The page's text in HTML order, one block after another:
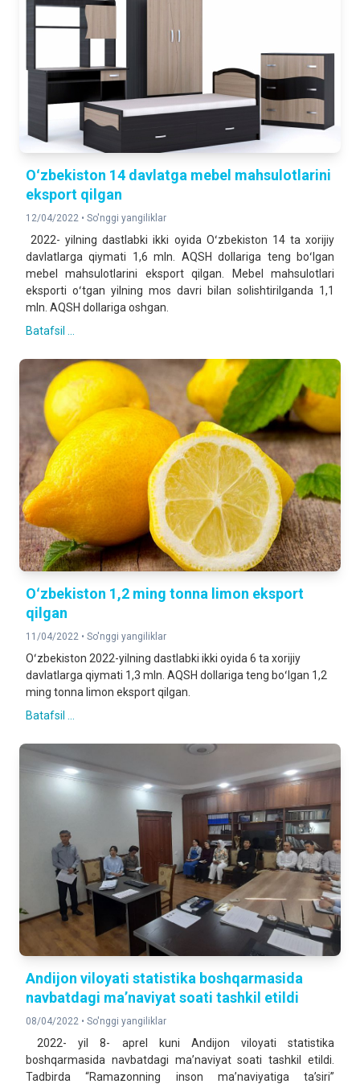
Oʻzbekiston 14 davlatga mebel mahsulotlarini
eksport qilgan
12/04/2022 • So'nggi yangiliklar
2022- yilning dastlabki ikki oyida Oʻzbekiston 14 ta xorijiy
davlatlarga qiymati 1,6 mln. AQSH dollariga teng boʻlgan
mebel mahsulotlarini eksport qilgan. Mebel mahsulotlari
eksporti oʻtgan yilning mos davri bilan solishtirilganda 1,1
mln. AQSH dollariga oshgan.
Batafsil ...
Oʻzbekiston 1,2 ming tonna limon eksport
qilgan
11/04/2022 • So'nggi yangiliklar
Oʻzbekiston 2022-yilning dastlabki ikki oyida 6 ta xorijiy
davlatlarga qiymati 1,3 mln. AQSH dollariga teng boʻlgan 1,2
ming tonna limon eksport qilgan.
Batafsil ...
Andijon viloyati statistika boshqarmasida
navbatdagi ma’naviyat soati tashkil etildi
08/04/2022 • So'nggi yangiliklar
2022- yil 8- aprel kuni Andijon viloyati statistika
boshqarmasida navbatdagi ma’naviyat soati tashkil etildi.
Tadbirda “Ramazonning inson ma’naviyatiga ta’siri”